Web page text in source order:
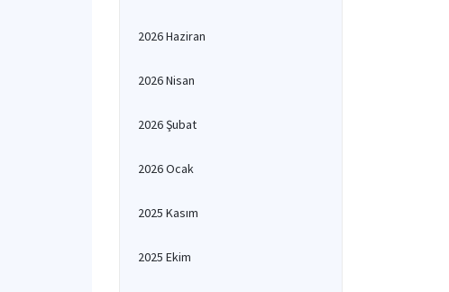
2026 Haziran
2026 Nisan
2026 Şubat
2026 Ocak
2025 Kasım
2025 Ekim